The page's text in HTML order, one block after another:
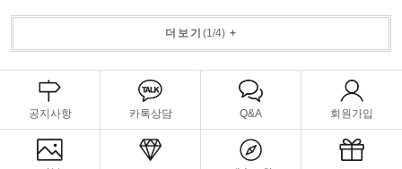
더보기 (1/4)+
공지사항 카톡상담 Q&A 회원가입